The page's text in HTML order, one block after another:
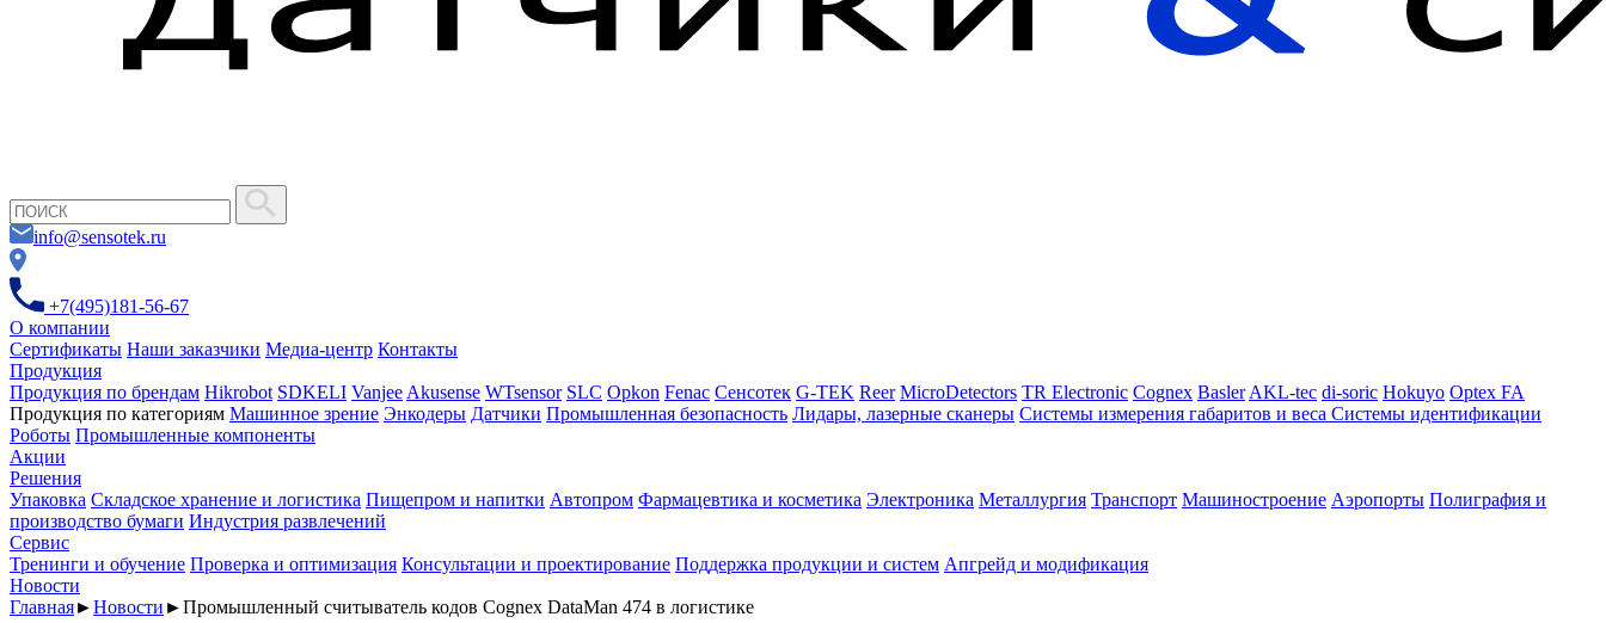
info@sensotek.ru
+7(495)181-56-67
О компании
Сертификаты Наши заказчики Медиа-центр Контакты
Продукция
Продукция по брендам Hikrobot SDKELI Vanjee Akusense WTsensor SLC Opkon Fenac Сенсотек G-TEK Reer MicroDetectors TR Electronic Cognex Basler AKL-tec di-soric Hokuyo Optex FA
Продукция по категориям Машинное зрение Энкодеры Датчики Промышленная безопасность Лидары, лазерные сканеры Системы измерения габаритов и веса Системы идентификации
Роботы Промышленные компоненты
Акции
Решения
Упаковка Складское хранение и логистика Пищепром и напитки Автопром Фармацевтика и косметика Электроника Металлургия Транспорт Машиностроение Аэропорты Полиграфия и
производство бумаги Индустрия развлечений
Сервис
Тренинги и обучение Проверка и оптимизация Консультации и проектирование Поддержка продукции и систем Апгрейд и модификация
Новости
Главная►Новости ►Промышленный считыватель кодов Cognex DataMan 474 в логистике